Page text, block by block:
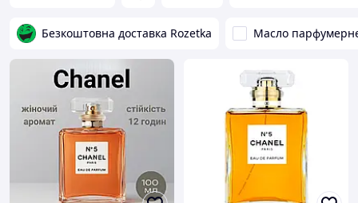
Безкоштовна доставка Rozetka Масло